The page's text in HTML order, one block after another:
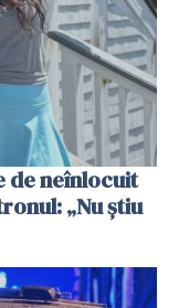
de neînlocuit
„Nu știu